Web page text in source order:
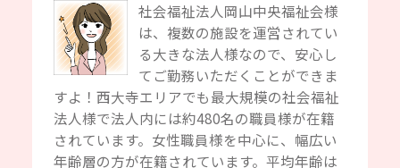
社会福祉法人岡山中央福祉会様
は、複数の施設を運営されてい
る大きな法人様なので、安心し
てご勤務いただくことができま
すよ！西大寺エリアでも最大規模の社会福祉
法人様で法人内には約480名の職員様が在籍
されています。女性職員様を中心に、幅広い
年齢層の方が在籍されています。平均年齢は